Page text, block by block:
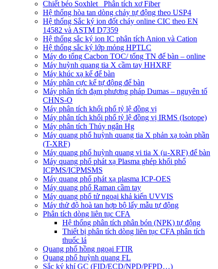
Chiết béo Soxhlet_ Phân tích xơ Fiber
Hệ thống hòa tan dòng chảy tự động theo USP4
Hệ thống Sắc ký ion đốt cháy online CIC theo EN
14582 và ASTM D7359
Hệ thống sắc ký ion IC phân tích Anion và Cation
Hệ thống sắc ký lớp mỏng HPTLC
Máy đo tổng Cacbon TOC/ tổng TN để bàn – online
Máy huỳnh quang tia X cầm tay HHXRF
Máy khúc xạ kế để bàn
Máy phân cực kế tự động để bàn
Máy phân tích đạm phương pháp Dumas – nguyên tố
CHNS-O
Máy phân tích khối phổ tỷ lệ đồng vị
Máy phân tích khối phổ tỷ lệ đồng vị IRMS (Isotope)
Máy phân tích Thủy ngân Hg
Máy quang phổ huỳnh quang tia X phản xạ toàn phần
(T-XRF)
Máy quang phổ huỳnh quang vi tia X (μ-XRF) để bàn
Máy quang phổ phát xạ Plasma ghép khối phổ
ICPMS/ICPMSMS
Máy quang phổ phát xạ plasma ICP-OES
Máy quang phổ Raman cầm tay
Máy quang phổ tử ngoại khả kiến UVVIS
Máy thử độ hoà tan hợp bộ lấy mẫu tự động
Phân tích dòng liên tục CFA
Hệ thống phân tích phân bón (NPK) tự động
Thiết bị phân tích dòng liên tục CFA phân tích
thuốc lá
Quang phổ hồng ngoại FTIR
Quang phổ huỳnh quang FL
Sắc ký khí GC (FID/ECD/NPD/PFPD…)